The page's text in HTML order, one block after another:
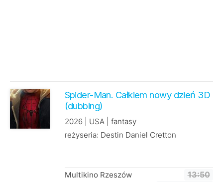
Spider-Man. Całkiem nowy dzień 3D
(dubbing)
2026 | USA | fantasy
reżyseria: Destin Daniel Cretton
Multikino Rzeszów
13:50